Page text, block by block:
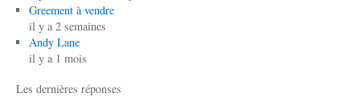
Greement à vendre
il y a 2 semaines
Andy Lane
il y a 1 mois
Les dernières réponses